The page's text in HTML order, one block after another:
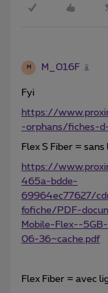
M M_016F
Fyi
https://
-orphans/fiches-
Flex S Fiber =
https://
465a-bdde-
69964ec77627/
fofiche/PDF-
Mobile-Flex--
06-36~cache.pdf
Flex Fiber = avec